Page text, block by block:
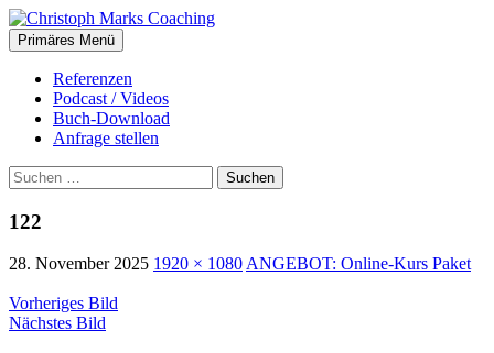
Christoph Marks Coaching
Suchen
Primäres Menü Zum
Inhalt
springen
Referenzen
Podcast / Videos
Buch-Download
Anfrage stellen
Suchen
nach:
122
28. November 2025 1920 × 1080ANGEBOT: Online-Kurs Paket
Vorheriges Bild
Nächstes Bild